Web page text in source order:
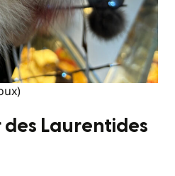
des Laurentides